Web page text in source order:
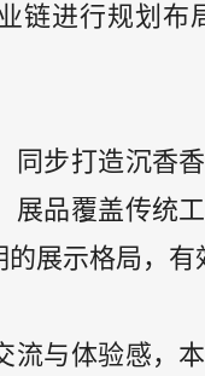
链进行规划
同步打造沉香
展品覆盖传统
展示格局，
流与体验感，